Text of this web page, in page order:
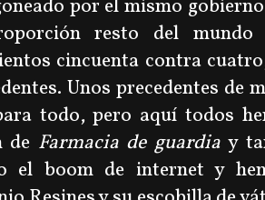
por el mismo
resto del mundo
cincuenta contra
Unos precedentes de
todo, pero aquí todos
de Farmacia de guardiay
el boom de internet y